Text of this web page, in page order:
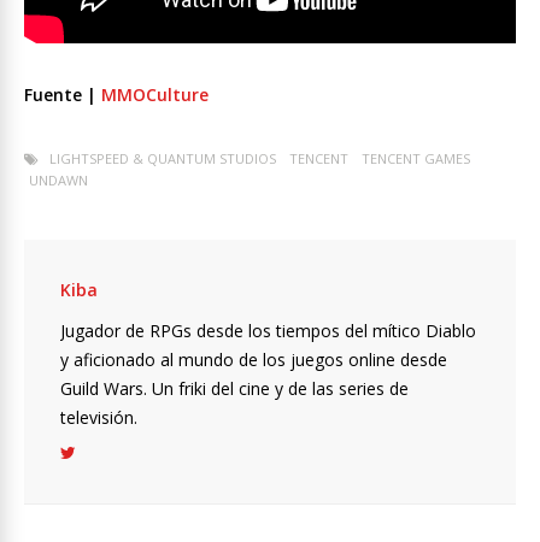
Fuente | MMOCulture
LIGHTSPEED & QUANTUM STUDIOS TENCENT
TENCENT GAMES
UNDAWN
Kiba
Jugador de RPGs desde los tiempos del mítico Diablo
y aficionado al mundo de los juegos online desde
Guild Wars. Un friki del cine y de las series de
televisión.